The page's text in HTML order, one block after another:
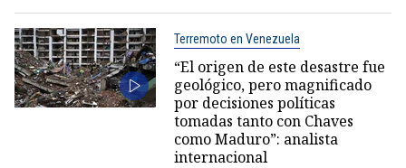
Terremoto en Venezuela
“El origen de este desastre fue
geológico, pero magnificado
por decisiones políticas
tomadas tanto con Chaves
como Maduro”: analista
internacional